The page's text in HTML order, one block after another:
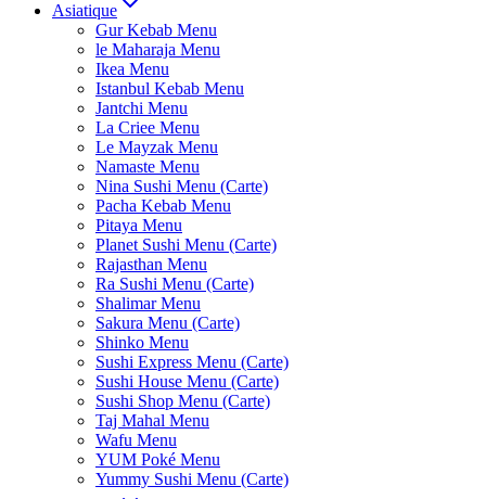
Asiatique
Gur Kebab Menu
le Maharaja Menu
Ikea Menu
Istanbul Kebab Menu
Jantchi Menu
La Criee Menu
Le Mayzak Menu
Namaste Menu
Nina Sushi Menu (Carte)
Pacha Kebab Menu
Pitaya Menu
Planet Sushi Menu (Carte)
Rajasthan Menu
Ra Sushi Menu (Carte)
Shalimar Menu
Sakura Menu (Carte)
Shinko Menu
Sushi Express Menu (Carte)
Sushi House Menu (Carte)
Sushi Shop Menu (Carte)
Taj Mahal Menu
Wafu Menu
YUM Poké Menu
Yummy Sushi Menu (Carte)